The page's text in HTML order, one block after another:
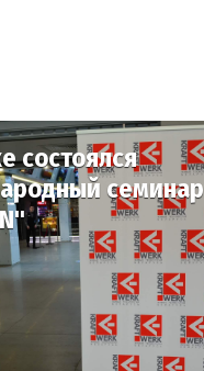
состоялся
семинар